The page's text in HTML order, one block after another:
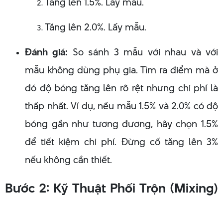
Tăng lên 2.0%. Lấy mẫu.
Đánh giá: So sánh 3 mẫu với nhau và với
mẫu không dùng phụ gia. Tìm ra điểm mà ở
đó độ bóng tăng lên rõ rệt nhưng chi phí là
thấp nhất. Ví dụ, nếu mẫu 1.5% và 2.0% có độ
bóng gần như tương đương, hãy chọn 1.5%
để tiết kiệm chi phí. Đừng cố tăng lên 3%
nếu không cần thiết.
Bước 2: Kỹ Thuật Phối Trộn (Mixing)